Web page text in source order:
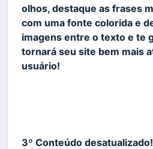
olhos, destaque as frases
com uma fonte colorida e
imagens entre o texto e te
tornará seu site bem mais
usuário!
3º Conteúdo desatualizado!